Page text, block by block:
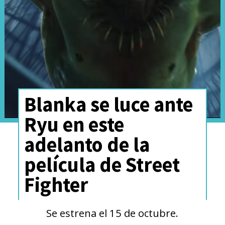
Amy Poehler is here to
help announce Inside Out
2!#D23Expo
pic.twitter.com/S2ULGq23QE
— Disney D23 (@DisneyD23) September 10, 2022
Eso sí,algunas de las voces
originales de la película no
volverán por una importante
razón, dinero . De acuerdo al
Blanka se luce ante
Ryu en este
adelanto de la
película de Street
Fighter
Se estrena el 15 de octubre.